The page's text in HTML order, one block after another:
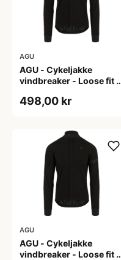
AGU
AGU - Cykeljakke
vindbreaker - Loose fit -
498,00 kr
AGU
AGU - Cykeljakke
vindbreaker - Loose fit -